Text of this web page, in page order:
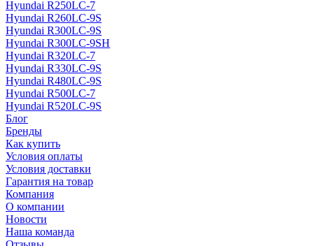
Hyundai R250LC-7
Hyundai R260LC-9S
Hyundai R300LC-9S
Hyundai R300LC-9SH
Hyundai R320LC-7
Hyundai R330LC-9S
Hyundai R480LC-9S
Hyundai R500LC-7
Hyundai R520LC-9S
Блог
Бренды
Как купить
Условия оплаты
Условия доставки
Гарантия на товар
Компания
О компании
Новости
Наша команда